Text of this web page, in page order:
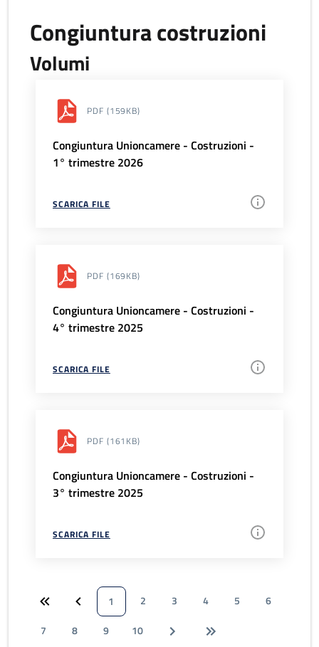
Congiuntura costruzioni
Volumi
PDF (159KB)
Congiuntura Unioncamere - Costruzioni -
1° trimestre 2026
SCARICA FILE
PDF (169KB)
Congiuntura Unioncamere - Costruzioni -
4° trimestre 2025
SCARICA FILE
PDF (161KB)
Congiuntura Unioncamere - Costruzioni -
3° trimestre 2025
SCARICA FILE
1 2 3 4 5
6
7
8 9 10